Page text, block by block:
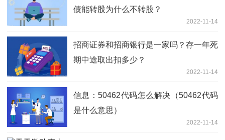
债能转股为什么不转股？
2022-11-14
招商证券和招商银行是一家吗？存一年死
期中途取出扣多少？
2022-11-14
信息：50462代码怎么解决（50462代码
是什么意思）
2022-11-14